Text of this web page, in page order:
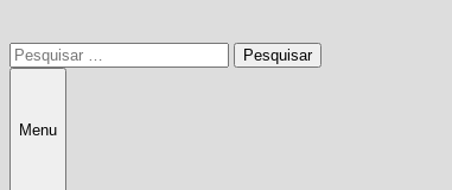
Pesquisar
por:
Menu